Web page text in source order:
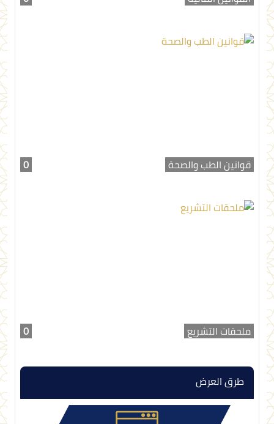
قوانين الطب والصحة 0
ملحقات التشريع 0
طرق العرض